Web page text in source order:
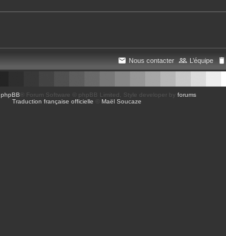
L’équipe
Nous contacter
phpBB ® Forum Software © phpBB Limited , Style developer by forums
Traduction française officielle
Maël Soucaze